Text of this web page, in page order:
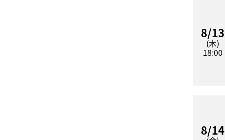
8/13
(木)
18:00
8/14